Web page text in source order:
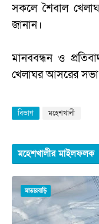
সকলে শৈবাল
জানান।
মানববন্ধন ও
খেলাঘর আসরের
বিভাগ মহেশখালী
মহেশখালীর মাইলফলক
মাতারবাড়ি